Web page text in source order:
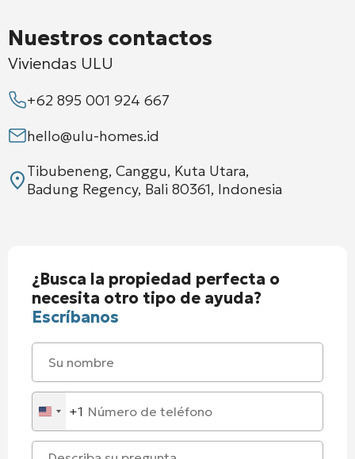
Nuestros contactos
Viviendas ULU
+62 895 001 924 667
hello@ulu-homes.id
Tibubeneng, Canggu, Kuta Utara,
Badung Regency, Bali 80361, Indonesia
¿Busca la propiedad perfecta o
necesita otro tipo de ayuda?
Escríbanos
United
States
+1
+1